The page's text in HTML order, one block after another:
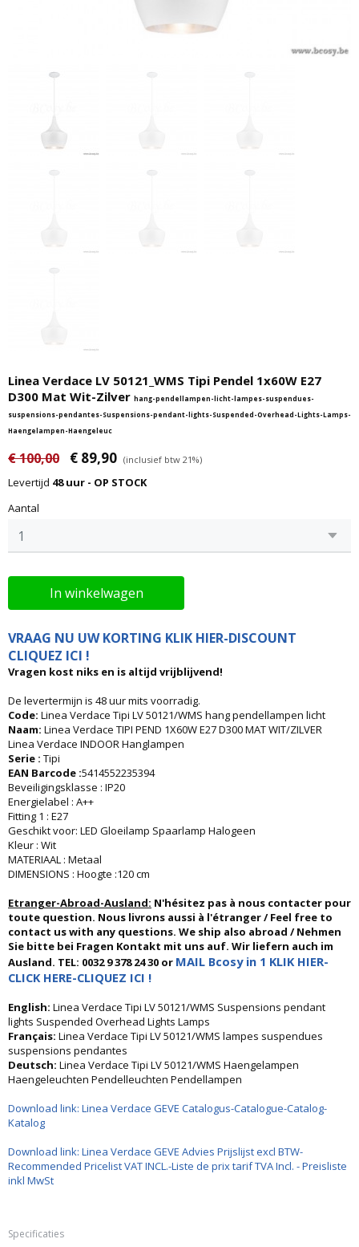
Linea Verdace LV 50121_WMS Tipi Pendel 1x60W E27
D300 Mat Wit-Zilver hang-pendellampen-licht-lampes-suspendues-
suspensions-pendantes-Suspensions-pendant-lights-Suspended-Overhead-Lights-Lamps-
Haengelampen-Haengeleuc
€ 100,00 € 89,90 (inclusief btw 21%)
Levertijd 48 uur - OP STOCK
Aantal
In winkelwagen
VRAAG NU UW KORTING KLIK HIER-DISCOUNT
CLIQUEZ ICI !
Vragen kost niks en is altijd vrijblijvend!
De levertermijn is 48 uur mits voorradig.
Code: Linea Verdace Tipi LV 50121/WMS hang pendellampen licht
Naam: Linea Verdace TIPI PEND 1X60W E27 D300 MAT WIT/ZILVER
Linea Verdace INDOOR Hanglampen
Serie : Tipi
EAN Barcode :5414552235394
Beveiligingsklasse : IP20
Energielabel : A++
Fitting 1 : E27
Geschikt voor: LED Gloeilamp Spaarlamp Halogeen
Kleur : Wit
MATERIAAL : Metaal
DIMENSIONS : Hoogte :120 cm
Etranger-Abroad-Ausland: N'hésitez pas à nous contacter pour
toute question. Nous livrons aussi à l'étranger / Feel free to
contact us with any questions. We ship also abroad / Nehmen
Sie bitte bei Fragen Kontakt mit uns auf. Wir liefern auch im
Ausland. TEL: 0032 9 378 24 30 or MAIL Bcosy in 1 KLIK HIER-
CLICK HERE-CLIQUEZ ICI !
English: Linea Verdace Tipi LV 50121/WMS Suspensions pendant
lights Suspended Overhead Lights Lamps
Français: Linea Verdace Tipi LV 50121/WMS lampes suspendues
suspensions pendantes
Deutsch: Linea Verdace Tipi LV 50121/WMS Haengelampen
Haengeleuchten Pendelleuchten Pendellampen
Download link: Linea Verdace GEVE Catalogus-Catalogue-Catalog-
Katalog
Download link: Linea Verdace GEVE Advies Prijslijst excl BTW-
Recommended Pricelist VAT INCL.-Liste de prix tarif TVA Incl. - Preisliste
inkl MwSt
Specificaties